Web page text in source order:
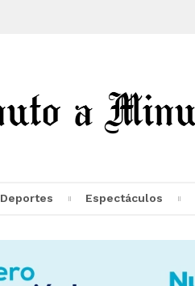
Deportes Espectáculos